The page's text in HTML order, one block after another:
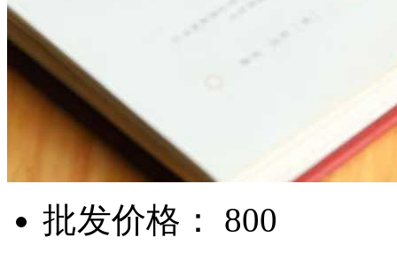
批发价格： 800